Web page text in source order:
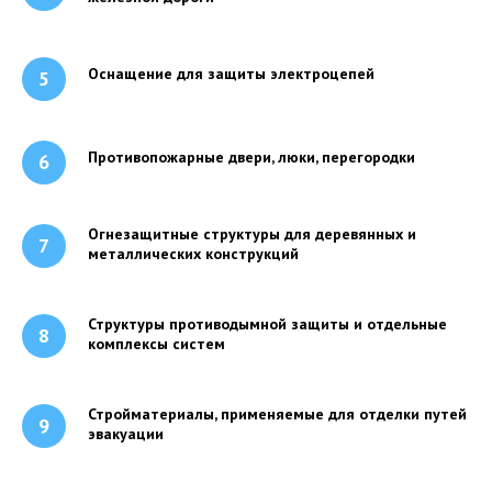
Оснащение для защиты электроцепей
Противопожарные двери, люки, перегородки
Огнезащитные структуры для деревянных и
металлических конструкций
Структуры противодымной защиты и отдельные
комплексы систем
Стройматериалы, применяемые для отделки путей
эвакуации